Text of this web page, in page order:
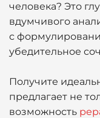
человека? Это
вдумчивого
с
убедительное
Получите
предлагает не
возможность